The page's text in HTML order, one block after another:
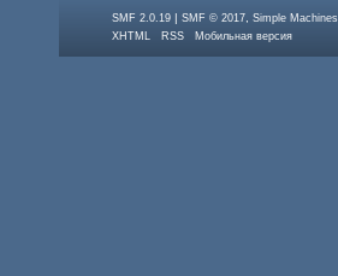
SMF 2.0.19 |SMF © 2017,Simple Machines
XHTML
RSS Мобильная версия